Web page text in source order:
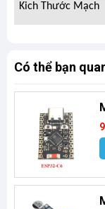
Kich Thước Mạch
Có thể bạn